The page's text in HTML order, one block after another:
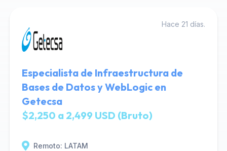
Hace 21 días.
Especialista de Infraestructura de
Bases de Datos y WebLogic en
Getecsa
$2,250 a 2,499 USD (Bruto)
Remoto: LATAM